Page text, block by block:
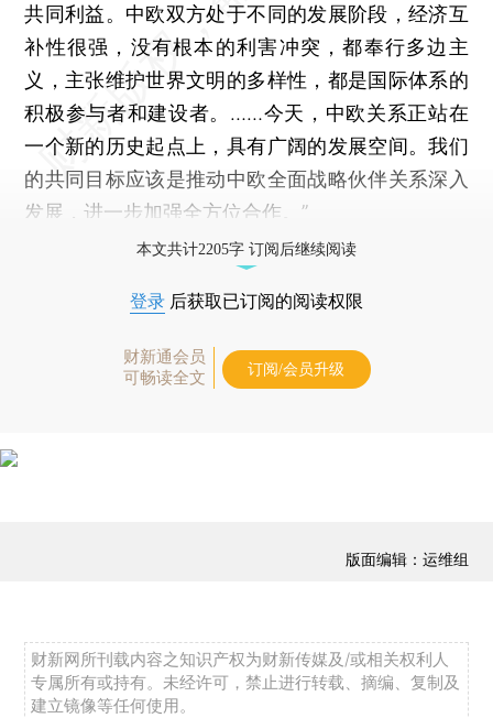
共同利益。中欧双方处于不同的发展阶段，经济互
补性很强，没有根本的利害冲突，都奉行多边主
义，主张维护世界文明的多样性，都是国际体系的
积极参与者和建设者。……今天，中欧关系正站在
一个新的历史起点上，具有广阔的发展空间。我们
的共同目标应该是推动中欧全面战略伙伴关系深入
发展，进一步加强全方位合作。”
本文共计2205字 订阅后继续阅读
登录 后获取已订阅的阅读权限
财新通会员
可畅读全文
订阅/会员升级
版面编辑：运维组
财新网所刊载内容之知识产权为财新传媒及/或相关权利人
专属所有或持有。未经许可，禁止进行转载、摘编、复制及
建立镜像等任何使用。